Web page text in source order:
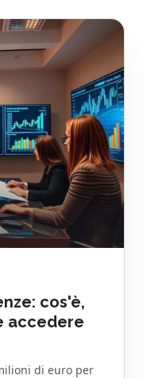
cos'è,
accedere
di euro per